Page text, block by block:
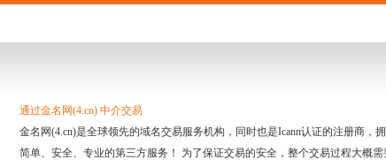
通过金名网(4.cn) 中介交易
金名网(4.cn)是全球领先的域名交易服务机构，同时也是Icann认证的注册商
简单、安全、专业的第三方服务！ 为了保证交易的安全，整个交易过程大概需